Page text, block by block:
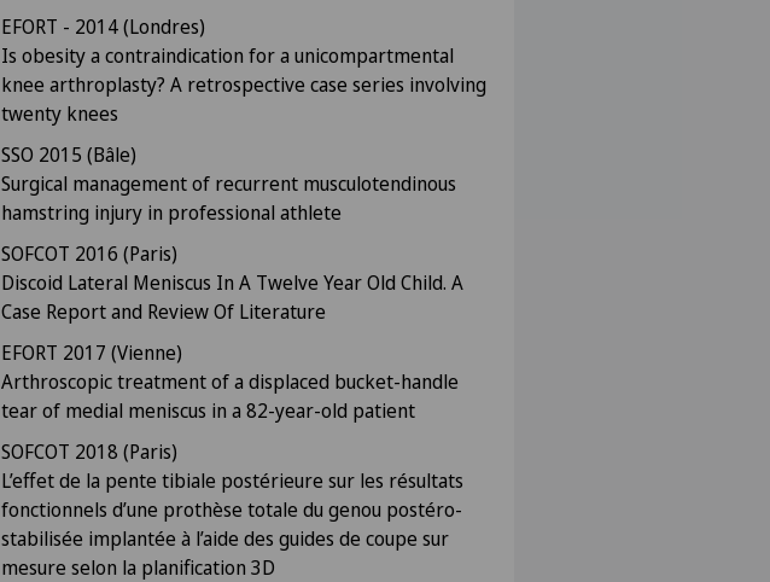
EFORT - 2014 (Londres)
Is obesity a contraindication for a unicompartmental
knee arthroplasty? A retrospective case series involving
twenty knees
SSO 2015 (Bâle)
Surgical management of recurrent musculotendinous
hamstring injury in professional athlete
SOFCOT 2016 (Paris)
Discoid Lateral Meniscus In A Twelve Year Old Child. A
Case Report and Review Of Literature
EFORT 2017 (Vienne)
Arthroscopic treatment of a displaced bucket-handle
tear of medial meniscus in a 82-year-old patient
SOFCOT 2018 (Paris)
L’effet de la pente tibiale postérieure sur les résultats
fonctionnels d’une prothèse totale du genou postéro-
stabilisée implantée à l’aide des guides de coupe sur
mesure selon la planification 3D